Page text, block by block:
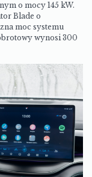
o mocy 145 kW.
Blade o
moc systemu
wynosi 300